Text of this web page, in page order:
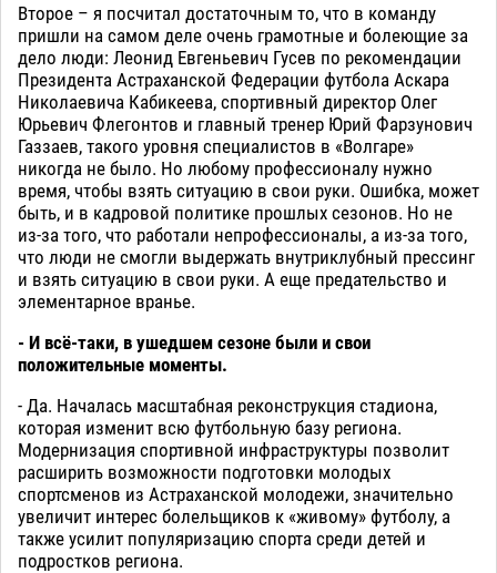
Второе – я посчитал достаточным то, что в команду
пришли на самом деле очень грамотные и болеющие за
дело люди: Леонид Евгеньевич Гусев по рекомендации
Президента Астраханской Федерации футбола Аскара
Николаевича Кабикеева, спортивный директор Олег
Юрьевич Флегонтов и главный тренер Юрий Фарзунович
Газзаев, такого уровня специалистов в «Волгаре»
никогда не было. Но любому профессионалу нужно
время, чтобы взять ситуацию в свои руки. Ошибка, может
быть, и в кадровой политике прошлых сезонов. Но не
из-за того, что работали непрофессионалы, а из-за того,
что люди не смогли выдержать внутриклубный прессинг
и взять ситуацию в свои руки. А еще предательство и
элементарное вранье.
- И всё-таки, в ушедшем сезоне были и свои
положительные моменты.
- Да. Началась масштабная реконструкция стадиона,
которая изменит всю футбольную базу региона.
Модернизация спортивной инфраструктуры позволит
расширить возможности подготовки молодых
спортсменов из Астраханской молодежи, значительно
увеличит интерес болельщиков к «живому» футболу, а
также усилит популяризацию спорта среди детей и
подростков региона.